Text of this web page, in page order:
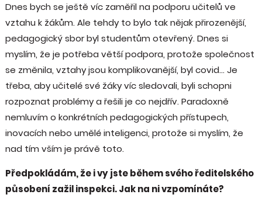
Dnes bych se ještě víc zaměřil na podporu učitelů ve
vztahu k žákům. Ale tehdy to bylo tak nějak přirozenější,
pedagogický sbor byl studentům otevřený. Dnes si
myslím, že je potřeba větší podpora, protože společnost
se změnila, vztahy jsou komplikovanější, byl covid… Je
třeba, aby učitelé své žáky víc sledovali, byli schopni
rozpoznat problémy a řešili je co nejdřív. Paradoxně
nemluvím o konkrétních pedagogických přístupech,
inovacích nebo umělé inteligenci, protože si myslím, že
nad tím vším je právě toto.
Předpokládám, že i vy jste během svého ředitelského
působení zažil inspekci. Jak na ni vzpomínáte?